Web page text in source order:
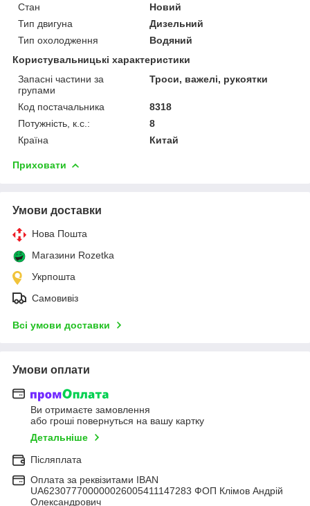
Стан
Новий
Тип двигуна
Дизельний
Тип охолодження
Водяний
Користувальницькі характеристики
Запасні частини за
групами
Троси, важелі, рукоятки
Код постачальника
8318
Потужність, к.с.:
8
Країна
Китай
Приховати
Умови доставки
Нова Пошта
Магазини Rozetka
Укрпошта
Самовивіз
Всі умови доставки
Умови оплати
Ви отримаєте замовлення
або гроші повернуться на вашу картку
Детальніше
Післяплата
Оплата за реквізитами IBAN
UA623077700000026005411147283 ФОП Клімов Андрій
Олександрович